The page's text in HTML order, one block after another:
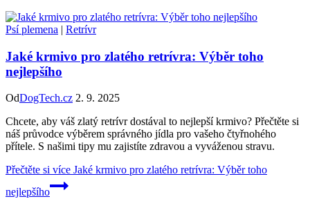
Psí plemena | Retrívr
Jaké krmivo pro zlatého retrívra: Výběr toho
nejlepšího
OdDogTech.cz 2. 9. 2025
Chcete, aby váš zlatý retrívr dostával to nejlepší krmivo? Přečtěte si
náš průvodce výběrem správného jídla pro vašeho čtyřnohého
přítele. S našimi tipy mu zajistíte zdravou a vyváženou stravu.
Přečtěte si více Jaké krmivo pro zlatého retrívra: Výběr toho
nejlepšího